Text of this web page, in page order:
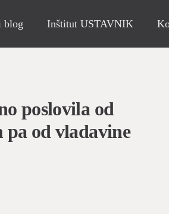
blog Inštitut USTAVNIK
poslovila od
pa od vladavine